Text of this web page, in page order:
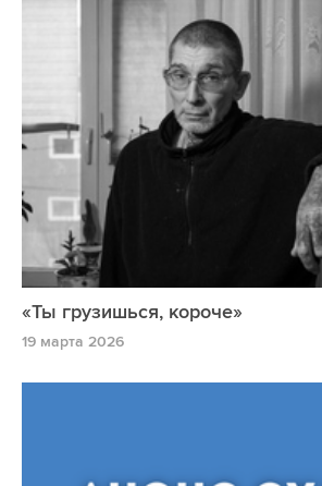
«Ты грузишься, короче»
19 марта 2026